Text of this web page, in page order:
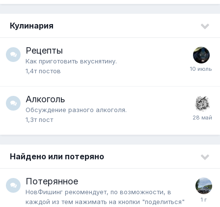
Кулинария
Рецепты
Как приготовить вкуснятину.
1,4т постов
Алкоголь
Обсуждение разного алкоголя.
1,3т пост
Найдено или потеряно
Потерянное
НовФишинг рекомендует, по возможности, в
каждой из тем нажимать на кнопки "поделиться"